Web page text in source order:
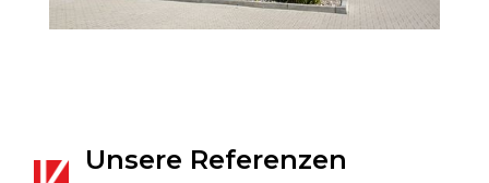
Unsere Referenzen